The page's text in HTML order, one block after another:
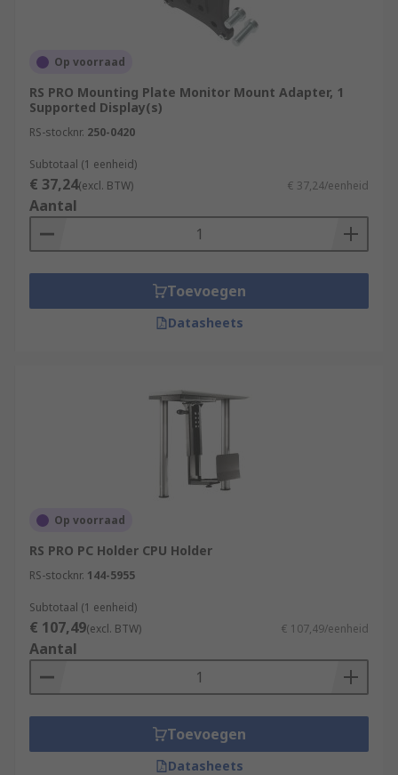
Op voorraad
RS PRO Mounting Plate Monitor Mount Adapter, 1
Supported Display(s)
RS-stocknr. 250-0420
Subtotaal (1 eenheid)
€ 37,24(excl. BTW) € 37,24/eenheid
Aantal
Toevoegen
Datasheets
Op voorraad
RS PRO PC Holder CPU Holder
RS-stocknr. 144-5955
Subtotaal (1 eenheid)
€ 107,49(excl. BTW) € 107,49/eenheid
Aantal
Toevoegen
Datasheets